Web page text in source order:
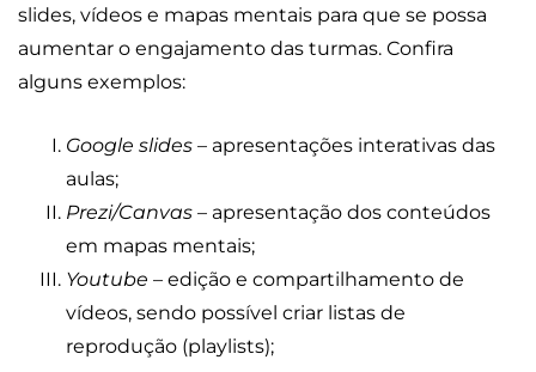
slides, vídeos e mapas mentais para que se possa
aumentar o engajamento das turmas. Confira
alguns exemplos:
Google slides – apresentações interativas das
aulas;
Prezi/Canvas – apresentação dos conteúdos
em mapas mentais;
Youtube – edição e compartilhamento de
vídeos, sendo possível criar listas de
reprodução (playlists);